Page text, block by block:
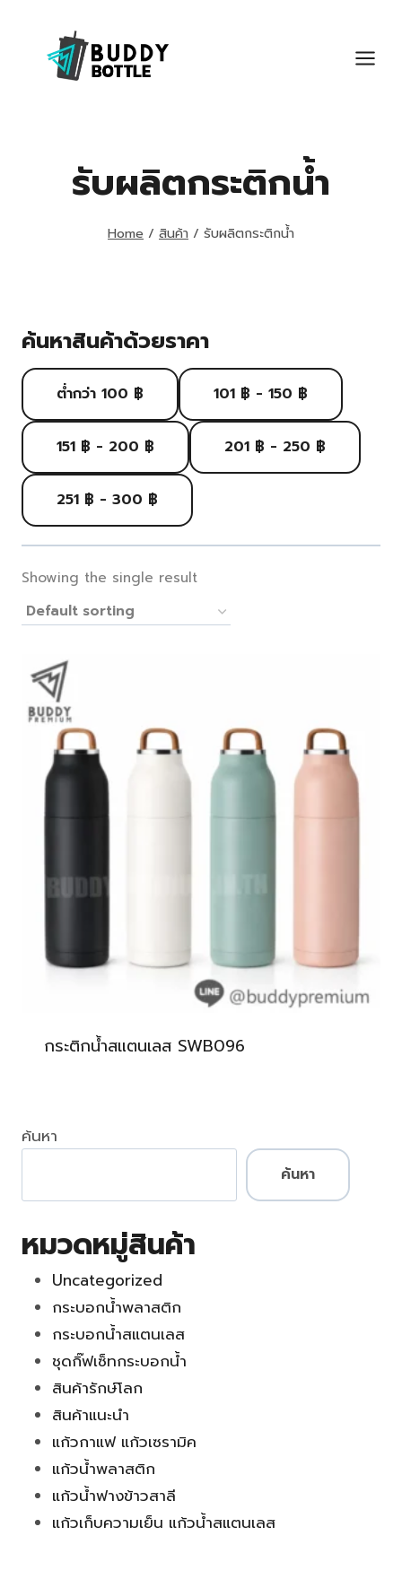
content
รับผลิตกระติกน้ำ
Home / สินค้า / รับผลิตกระติกน้ำ
ค้นหาสินค้าด้วยราคา
ต่ำกว่า 100 ฿ 101 ฿ - 150 ฿
151 ฿ - 200 ฿ 201 ฿ - 250 ฿
251 ฿ - 300 ฿
Showing the single result
กระติกน้ำสแตนเลส SWB096
ค้นหา
ค้นหา
หมวดหมู่สินค้า
Uncategorized
กระบอกน้ำพลาสติก
กระบอกน้ำสแตนเลส
ชุดกิ๊ฟเซ็ทกระบอกน้ำ
สินค้ารักษ์โลก
สินค้าแนะนำ
แก้วกาแฟ แก้วเซรามิค
แก้วน้ำพลาสติก
แก้วน้ำฟางข้าวสาลี
แก้วเก็บความเย็น แก้วน้ำสแตนเลส